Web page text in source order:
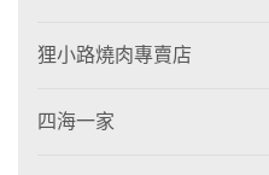
狸小路燒肉專賣店
四海一家